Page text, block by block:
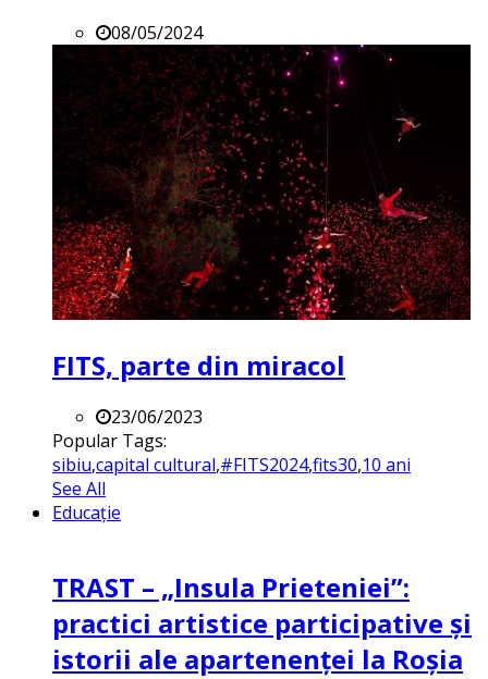
08/05/2024
FITS, parte din miracol
23/06/2023
Popular Tags:
sibiu,capital cultural,#FITS2024,fits30,10 ani
See All
Educație
TRAST – „Insula Prieteniei”:
practici artistice participative și
istorii ale apartenenței la Roșia